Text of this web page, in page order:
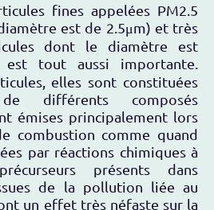
fines appelées PM2.5
est de 2.5μm) et très
dont le diamètre est
tout aussi importante.
elles sont constituées
différents composés
émises principalement lors
combustion comme quand
par réactions chimiques à
présents dans
de la pollution liée au
un effet très néfaste sur la